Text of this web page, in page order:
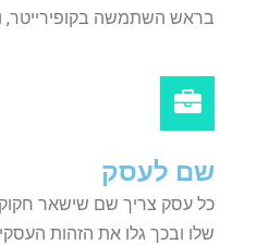
בראש השתמשה בקופירייטר,
שם לעסק
כל עסק צריך שם שישאר
שלו ובכך גלו את הזהות